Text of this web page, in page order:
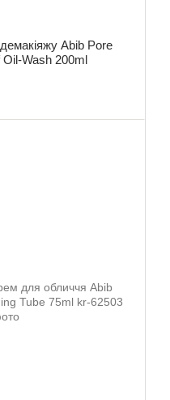
Abib Pore
Wash 200ml